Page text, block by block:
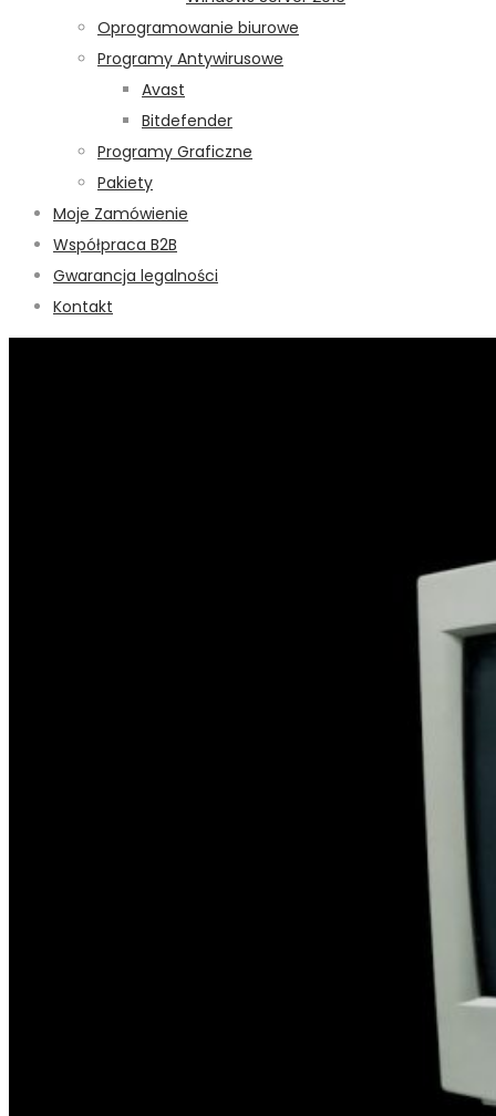
Oprogramowanie biurowe
Programy Antywirusowe
Avast
Bitdefender
Programy Graficzne
Pakiety
Moje Zamówienie
Współpraca B2B
Gwarancja legalności
Kontakt